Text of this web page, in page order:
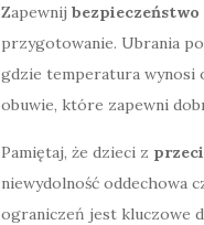
Zapewnij bezpieczeństwo
przygotowanie. Ubrania
gdzie temperatura wynosi
obuwie, które zapewni
Pamiętaj, że dzieci z
niewydolność oddechowa
ograniczeń jest kluczowe